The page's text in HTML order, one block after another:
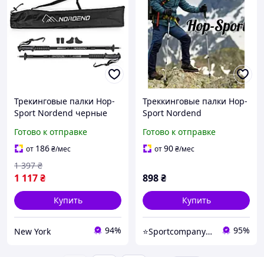
Трекинговые палки Hop-
Sport Nordend черные
Готово к отправке
от 186₴/мес
1 117₴
1 397 ₴
Купить
New York 94%
Треккинговые палки Hop-
Sport Nordend
скандинавской ходьбы,
Туристические палки для
Готово к отправке
от90₴/мес
898₴
Купить
⭐️Sportcompany⭐️ Інтернет магазин спортивних товарів⭐️ 95%